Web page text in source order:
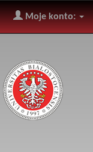
Moje konto: